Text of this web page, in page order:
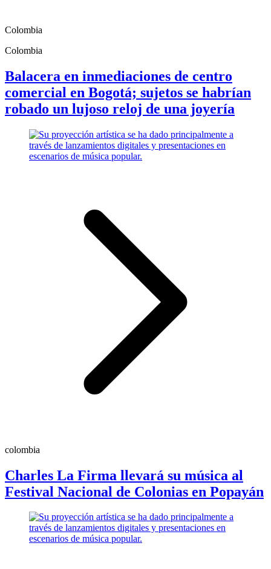
Colombia
Colombia
Balacera en inmediaciones de centro
comercial en Bogotá; sujetos se habrían
robado un lujoso reloj de una joyería
colombia
Charles La Firma llevará su música al
Festival Nacional de Colonias en Popayán